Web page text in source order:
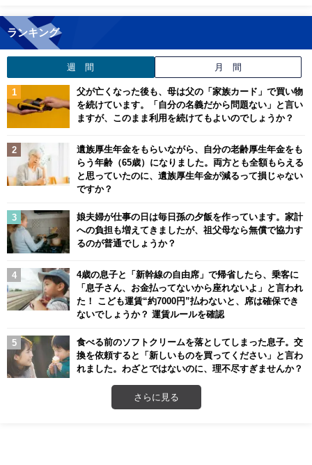
ランキング
週 間 月 間
父が亡くなった後も、母は父の「家族カード」で買い物
を続けています。「自分の名義だから問題ない」と言い
ますが、このまま利用を続けてもよいのでしょうか？
遺族厚生年金をもらいながら、自分の老齢厚生年金をも
らう年齢（65歳）になりました。両方とも全額もらえる
と思っていたのに、遺族厚生年金が減るって損じゃない
ですか？
娘夫婦が仕事の日は毎日孫の夕飯を作っています。家計
への負担も増えてきましたが、祖父母なら無償で協力す
るのが普通でしょうか？
4歳の息子と「新幹線の自由席」で帰省したら、乗客に
「息子さん、お金払ってないから座れないよ」と言われ
た！ こども運賃“約7000円”払わないと、席は確保でき
ないでしょうか？ 運賃ルールを確認
食べる前のソフトクリームを落としてしまった息子。交
換を依頼すると「新しいものを買ってください」と言わ
れました。わざとではないのに、理不尽すぎませんか？
さらに見る